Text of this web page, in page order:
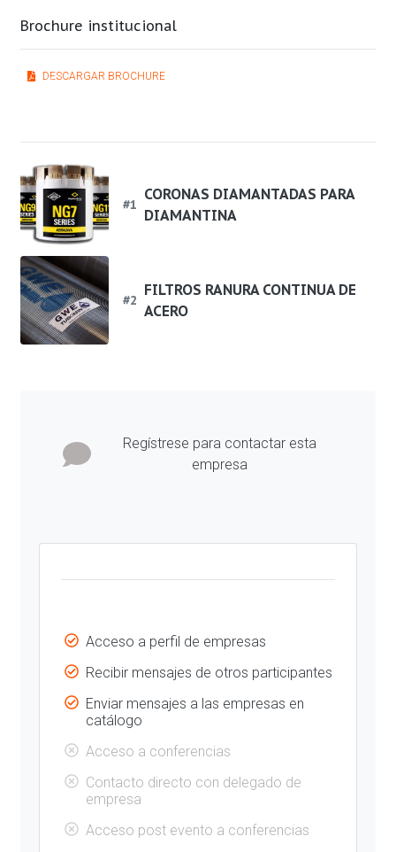
Brochure institucional
DESCARGAR BROCHURE
#1
CORONAS DIAMANTADAS PARA
DIAMANTINA
#2
FILTROS RANURA CONTINUA DE
ACERO
Regístrese para contactar esta
empresa
Acceso a perfil de empresas
Recibir mensajes de otros participantes
Enviar mensajes a las empresas en
catálogo
Acceso a conferencias
Contacto directo con delegado de
empresa
Acceso post evento a conferencias